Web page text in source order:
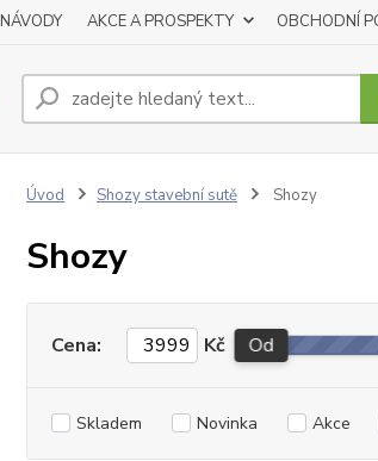
NÁVODY AKCE A PROSPEKTY OBCHODNÍ
Úvod Shozy stavební sutě Shozy
Shozy
Cena: Kč Od
Skladem Novinka Akce